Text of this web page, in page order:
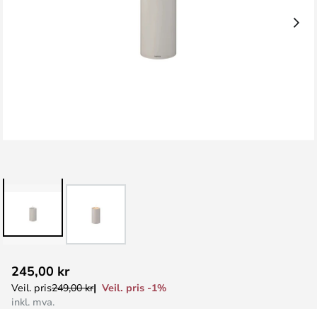
til
begynnelsen
245,00 kr
Veil. pris249,00 kr
Veil. pris -1%
inkl. mva.